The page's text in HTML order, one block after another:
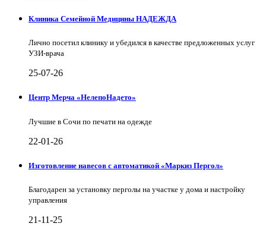
Клиника Семейной Медицины НАДЕЖДА
Лично посетил клинику и убедился в качестве предложенных услуг
УЗИ-врача
25-07-26
Центр Мерча «НелепоНадето»
Лучшие в Сочи по печати на одежде
22-01-26
Изготовление навесов с автоматикой «Маркиз Пергол»
Благодарен за установку перголы на участке у дома и настройку
управления
21-11-25